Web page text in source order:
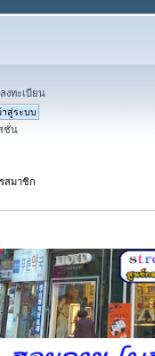
ลงทะเบียน
ชั่น
สมาชิก